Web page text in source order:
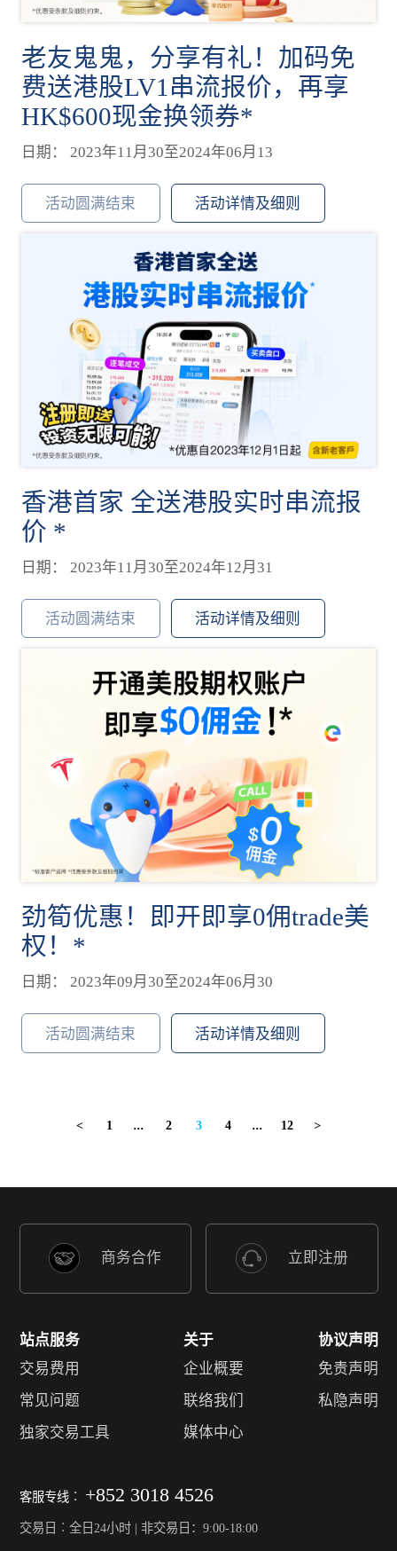
老友鬼鬼，分享有礼！加码免
费送港股LV1串流报价，再享
HK$600现金换领券*
日期： 2023年11月30至2024年06月13
活动圆满结束 活动详情及细则
香港首家 全送港股实时串流报
价 *
日期： 2023年11月30至2024年12月31
活动圆满结束 活动详情及细则
劲筍优惠！即开即享0佣trade美
权！*
日期： 2023年09月30至2024年06月30
活动圆满结束 活动详情及细则
< 1 ... 2 3 4 ... 12 >
商务合作 立即注册
站点服务
交易费用
常见问题
独家交易工具
关于
企业概要
联络我们
媒体中心
协议声明
免责声明
私隐声明
客服专线︰ +852 3018 4526
交易日︰全日24小时 | 非交易日：9:00-18:00